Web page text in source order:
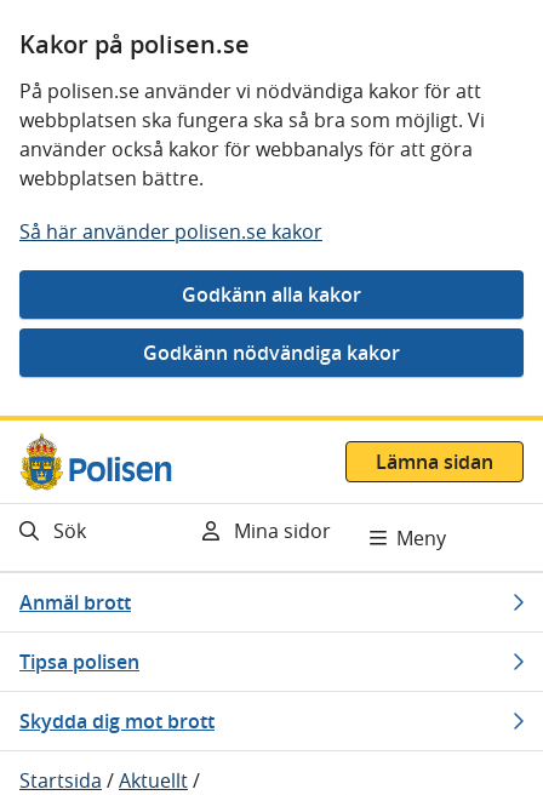
Kakor på polisen.se
På polisen.se använder vi nödvändiga kakor för att
webbplatsen ska fungera ska så bra som möjligt. Vi
använder också kakor för webbanalys för att göra
webbplatsen bättre.
Så här använder polisen.se kakor
Gå direkt till innehåll
Lämna sidan
Sök Mina sidor Meny
Anmäl brott
Tipsa polisen
Skydda dig mot brott
Startsida /Aktuellt/